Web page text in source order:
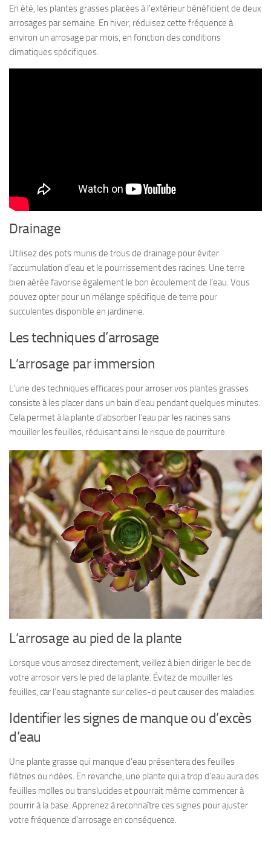
En été, les plantes grasses placées à l’extérieur bénéficient de deux
arrosages par semaine. En hiver, réduisez cette fréquence à
environ un arrosage par mois, en fonction des conditions
climatiques spécifiques.
Drainage
Utilisez des pots munis de trous de drainage pour éviter
l’accumulation d’eau et le pourrissement des racines. Une terre
bien aérée favorise également le bon écoulement de l’eau. Vous
pouvez opter pour un mélange spécifique de terre pour
succulentes disponible en jardinerie.
Les techniques d’arrosage
L’arrosage par immersion
L’une des techniques efficaces pour arroser vos plantes grasses
consiste à les placer dans un bain d’eau pendant quelques minutes.
Cela permet à la plante d’absorber l’eau par les racines sans
mouiller les feuilles, réduisant ainsi le risque de pourriture.
L’arrosage au pied de la plante
Lorsque vous arrosez directement, veillez à bien diriger le bec de
votre arrosoir vers le pied de la plante. Évitez de mouiller les
feuilles, car l’eau stagnante sur celles-ci peut causer des maladies.
Identifier les signes de manque ou d’excès
d’eau
Une plante grasse qui manque d’eau présentera des feuilles
flétries ou ridées. En revanche, une plante qui a trop d’eau aura des
feuilles molles ou translucides et pourrait même commencer à
pourrir à la base. Apprenez à reconnaître ces signes pour ajuster
votre fréquence d’arrosage en conséquence.